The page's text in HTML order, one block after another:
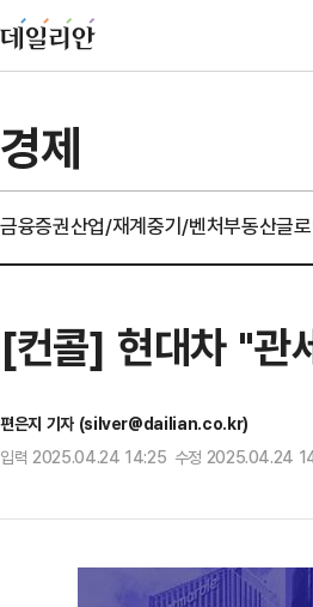
경제
금융증권산업/재계중기/벤처부동산글
[컨콜] 현대차 "관
편은지 기자 (silver@dailian.co.kr)
입력 2025.04.24 14:25 수정 2025.04.24